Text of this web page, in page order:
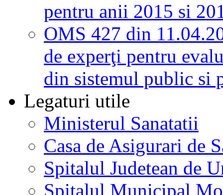
pentru anii 2015 si
OMS 427 din
de experţi pentru
din sistemul public si
Legaturi utile
Ministerul Sanatatii
Casa de Asigurari de
Spitalul Judetean de
Spitalul Municipal